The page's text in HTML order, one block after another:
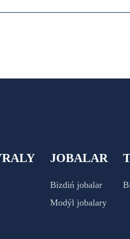
JOBALAR
Bizdiń jobalar
Modýl jobalary